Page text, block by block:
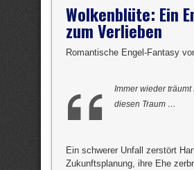
Wolkenblüte: Ein
zum Verlieben
Romantische Engel-Fantasy
Immer wieder träumt
diesen Traum …
Ein schwerer Unfall zerstört
Zukunftsplanung, ihre Ehe